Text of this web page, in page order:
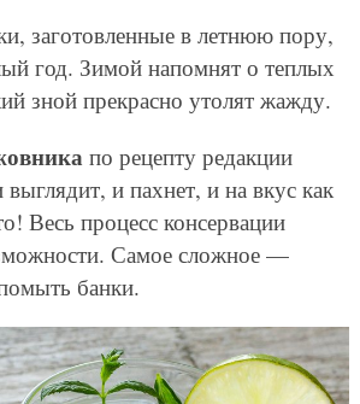
заготовленные в летнюю пору,
год. Зимой напомнят о теплых
зной прекрасно утолят жажду.
по рецепту редакции
выглядит, и пахнет, и на вкус как
Весь процесс консервации
Самое сложное —
банки.